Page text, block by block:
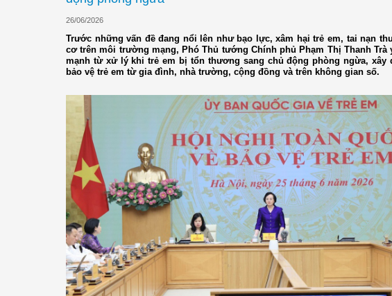
26/06/2026
Trước những vấn đề đang nổi lên như bạo lực, xâm hại trẻ em, tai nạn
cơ trên môi trường mạng, Phó Thủ tướng Chính phủ Phạm Thị Thanh Trà
mạnh từ xử lý khi trẻ em bị tổn thương sang chủ động phòng ngừa, xây
bảo vệ trẻ em từ gia đình, nhà trường, cộng đồng và trên không gian số.